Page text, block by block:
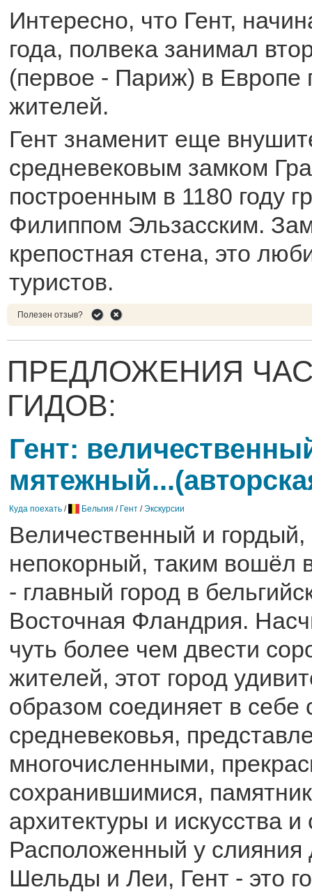
Интересно, что Гент,
года, полвека занимал
(первое - Париж) в Европе
жителей.
Гент знаменит еще
средневековым замком
построенным в 1180 году
Филиппом Эльзасским.
крепостная стена, это
туристов.
Полезен отзыв?
ПРЕДЛОЖЕНИЯ
ГИДОВ:
Гент:
Куда поехать / Бельгия / Гент /Экскурсии
Величественный и
непокорный, таким вошёл
- главный город в
Восточная Фландрия.
чуть более чем двести
жителей, этот город
образом соединяет в себе
средневековья,
многочисленными,
сохранившимися,
архитектуры и искусства
Расположенный у слияния
Шельды и Леи, Гент - это